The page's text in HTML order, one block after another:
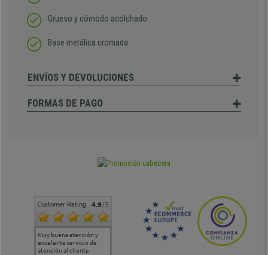
Grueso y cómodo acolchado
Base metálica cromada
ENVÍOS Y DEVOLUCIONES
FORMAS DE PAGO
Customer Rating 4.9/5
Muy buena atención y
excelente servicio de
atención al cliente
Muy buena atención de
cara al asesoramiento
Si estoy contento